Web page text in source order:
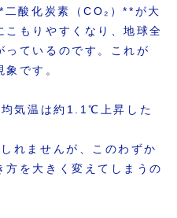
酸化炭素（CO₂）**が大
もりやすくなり、地球全
っているのです。これが
象です。
気温は約1.1℃上昇した
れませんが、このわずか
方を大きく変えてしまうの